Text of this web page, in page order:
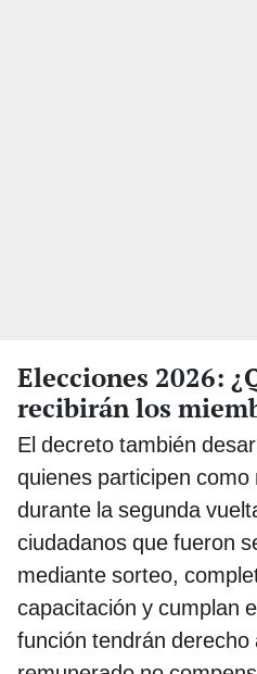
Elecciones 2026:
recibirán los
El decreto también
quienes participen
durante la segunda
ciudadanos que fueron
mediante sorteo,
capacitación y cumplan
función tendrán